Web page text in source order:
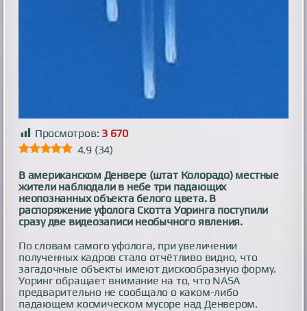
Просмотров: 3 670
4.9 (34)
В американском Денвере (штат Колорадо) местные
жители наблюдали в небе три падающих
неопознанных объекта белого цвета. В
распоряжение уфолога Скотта Уоринга поступили
сразу две видеозаписи необычного явления.
По словам самого уфолога, при увеличении
полученных кадров стало отчётливо видно, что
загадочные объекты имеют дискообразную форму.
Уоринг обращает внимание на то, что NASA
предварительно не сообщало о каком-либо
падающем космическом мусоре над Денвером.